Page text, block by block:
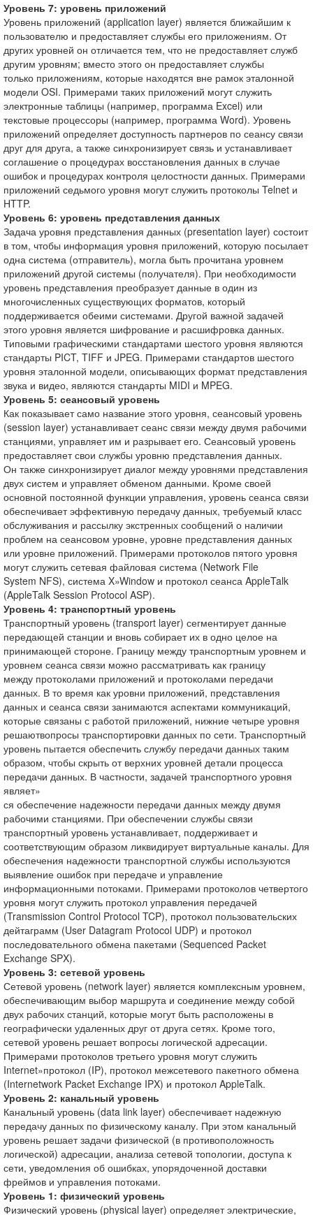
Уровень 7: уровень приложений
Уровень приложений (application layer) является ближайшим к
пользователю и предоставляет службы его приложениям. От
других уровней он отличается тем, что не предоставляет служб
другим уровням; вместо этого он предоставляет службы
только приложениям, которые находятся вне рамок эталонной
модели OSI. Примерами таких приложений могут служить
электронные таблицы (например, программа Excel) или
текстовые процессоры (например, программа Word). Уровень
приложений определяет доступность партнеров по сеансу связи
друг для друга, а также синхронизирует связь и устанавливает
соглашение о процедурах восстановления данных в случае
ошибок и процедурах контроля целостности данных. Примерами
приложений седьмого уровня могут служить протоколы Telnet и
HTTP.
Уровень 6: уровень представления данных
Задача уровня представления данных (presentation layer) состоит
в том, чтобы информация уровня приложений, которую посылает
одна система (отправитель), могла быть прочитана уровнем
приложений другой системы (получателя). При необходимости
уровень представления преобразует данные в один из
многочисленных существующих форматов, который
поддерживается обеими системами. Другой важной задачей
этого уровня является шифрование и расшифровка данных.
Типовыми графическими стандартами шестого уровня являются
стандарты PICT, TIFF и JPEG. Примерами стандартов шестого
уровня эталонной модели, описывающих формат представления
звука и видео, являются стандарты MIDI и MPEG.
Уровень 5: сеансовый уровень
Как показывает само название этого уровня, сеансовый уровень
(session layer) устанавливает сеанс связи между двумя рабочими
станциями, управляет им и разрывает его. Сеансовый уровень
предоставляет свои службы уровню представления данных.
Он также синхронизирует диалог между уровнями представления
двух систем и управляет обменом данными. Кроме своей
основной постоянной функции управления, уровень сеанса связи
обеспечивает эффективную передачу данных, требуемый класс
обслуживания и рассылку экстренных сообщений о наличии
проблем на сеансовом уровне, уровне представления данных
или уровне приложений. Примерами протоколов пятого уровня
могут служить сетевая файловая система (Network File
System NFS), система X»Window и протокол сеанса AppleTalk
(AppleTalk Session Protocol ASP).
Уровень 4: транспортный уровень
Транспортный уровень (transport layer) сегментирует данные
передающей станции и вновь собирает их в одно целое на
принимающей стороне. Границу между транспортным уровнем и
уровнем сеанса связи можно рассматривать как границу
между протоколами приложений и протоколами передачи
данных. В то время как уровни приложений, представления
данных и сеанса связи занимаются аспектами коммуникаций,
которые связаны с работой приложений, нижние четыре уровня
решаютвопросы транспортировки данных по сети. Транспортный
уровень пытается обеспечить службу передачи данных таким
образом, чтобы скрыть от верхних уровней детали процесса
передачи данных. В частности, задачей транспортного уровня
являет»
ся обеспечение надежности передачи данных между двумя
рабочими станциями. При обеспечении службы связи
транспортный уровень устанавливает, поддерживает и
соответствующим образом ликвидирует виртуальные каналы. Для
обеспечения надежности транспортной службы используются
выявление ошибок при передаче и управление
информационными потоками. Примерами протоколов четвертого
уровня могут служить протокол управления передачей
(Transmission Control Protocol TCP), протокол пользовательских
дейтаграмм (User Datagram Protocol UDP) и протокол
последовательного обмена пакетами (Sequenced Packet
Exchange SPX).
Уровень 3: сетевой уровень
Сетевой уровень (network layer) является комплексным уровнем,
обеспечивающим выбор маршрута и соединение между собой
двух рабочих станций, которые могут быть расположены в
географически удаленных друг от друга сетях. Кроме того,
сетевой уровень решает вопросы логической адресации.
Примерами протоколов третьего уровня могут служить
Internet»протокол (IP), протокол межсетевого пакетного обмена
(Internetwork Packet Exchange IPX) и протокол AppleTalk.
Уровень 2: канальный уровень
Канальный уровень (data link layer) обеспечивает надежную
передачу данных по физическому каналу. При этом канальный
уровень решает задачи физической (в противоположность
логической) адресации, анализа сетевой топологии, доступа к
сети, уведомления об ошибках, упорядоченной доставки
фреймов и управления потоками.
Уровень 1: физический уровень
Физический уровень (physical layer) определяет электрические,